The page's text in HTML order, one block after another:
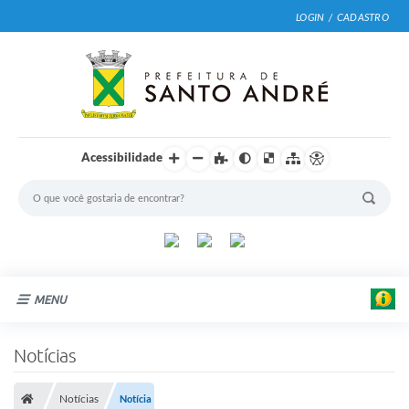
LOGIN / CADASTRO
Acessibilidade
MENU
Notícias
Notícias Notícia